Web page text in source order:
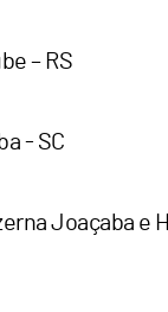
– RS
- SC
Joaçaba e